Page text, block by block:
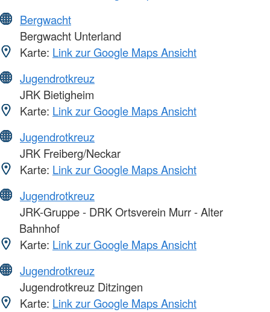
Bergwacht
Bergwacht Unterland
Karte: Link zur Google Maps Ansicht
Jugendrotkreuz
JRK Bietigheim
Karte: Link zur Google Maps Ansicht
Jugendrotkreuz
JRK Freiberg/Neckar
Karte: Link zur Google Maps Ansicht
Jugendrotkreuz
JRK-Gruppe - DRK Ortsverein Murr - Alter
Bahnhof
Karte: Link zur Google Maps Ansicht
Jugendrotkreuz
Jugendrotkreuz Ditzingen
Karte: Link zur Google Maps Ansicht